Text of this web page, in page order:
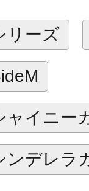
付けるた
「成長
描く振り
リーズ
ャイニー
ンデレラ